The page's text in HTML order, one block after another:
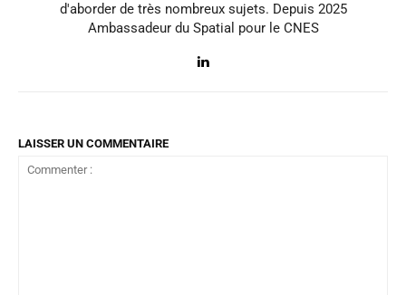
d'aborder de très nombreux sujets. Depuis 2025
Ambassadeur du Spatial pour le CNES
LAISSER UN COMMENTAIRE